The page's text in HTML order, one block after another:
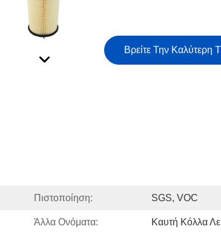
Βρείτε Την Καλύτερη
Πιστοποίηση: SGS, VOC
Άλλα Ονόματα: Καυτή Κόλλα